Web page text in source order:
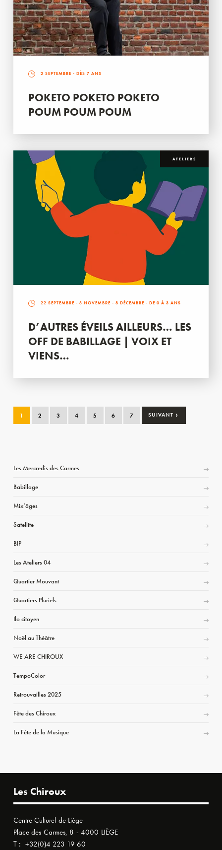
2 SEPTEMBRE - DÈS 7 ANS
POKETO POKETO POKETO
POUM POUM POUM
ATELIERS
22 SEPTEMBRE - 3 NOVEMBRE - 8 DÉCEMBRE - DE 0 À 3 ANS
D’AUTRES ÉVEILS AILLEURS… LES
OFF DE BABILLAGE | VOIX ET
VIENS…
1 2 3 4 5 6 7 SUIVANT ›
Les Mercredis des Carmes
Babillage
Mix’âges
Satellite
BIP
Les Ateliers 04
Quartier Mouvant
Quartiers Pluriels
Ilo citoyen
Noël au Théâtre
WE ARE CHIROUX
TempoColor
Retrouvailles 2025
Fête des Chiroux
La Fête de la Musique
Les Chiroux
Centre Culturel de Liège
Place des Carmes, 8 - 4000 LIÈGE
T : +32(0)4 223 19 60